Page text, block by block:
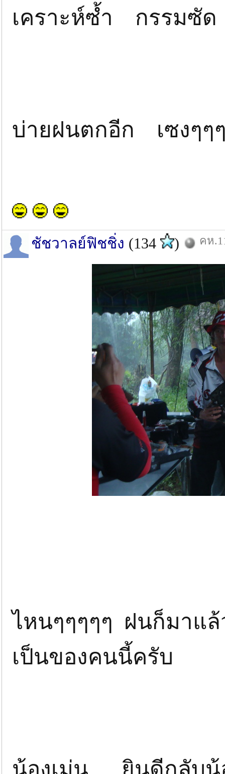
เคราะห์ซ้ำ กรรมซัด
บ่ายฝนตกอีก เซงๆๆๆ
ชัชวาลย์ฟิชชิ่ง (134 ) คห
ไหนๆๆๆๆๆ ฝนก็มา
เป็นของคนนี้ครับ